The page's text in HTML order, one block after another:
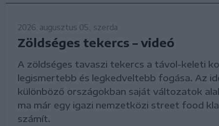
2026. augusztus 05., szerda
Zöldséges tekercs – videó
A zöldséges tavaszi tekercs a távol-keleti
legismertebb és legkedveltebb fogása. Az
különböző országokban saját változatok
ma már egy igazi nemzetközi street food
számít.